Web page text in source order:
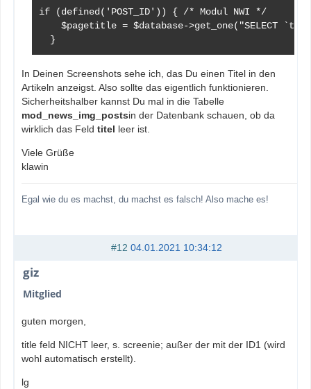
if (defined('POST_ID')) { /* Modul NWI */
$pagetitle = $database->get_one("SELECT
  }
In Deinen Screenshots sehe ich, das Du einen Titel in den
Artikeln anzeigst. Also sollte das eigentlich funktionieren.
Sicherheitshalber kannst Du mal in die Tabelle
mod_news_img_postsin der Datenbank schauen, ob da
wirklich das Feld titel leer ist.
Viele Grüße
klawin
Egal wie du es machst, du machst es falsch! Also mache es!
#12 04.01.2021 10:34:12
giz
Mitglied
guten morgen,
title feld NICHT leer, s. screenie; außer der mit der ID1 (wird
wohl automatisch erstellt).
lg